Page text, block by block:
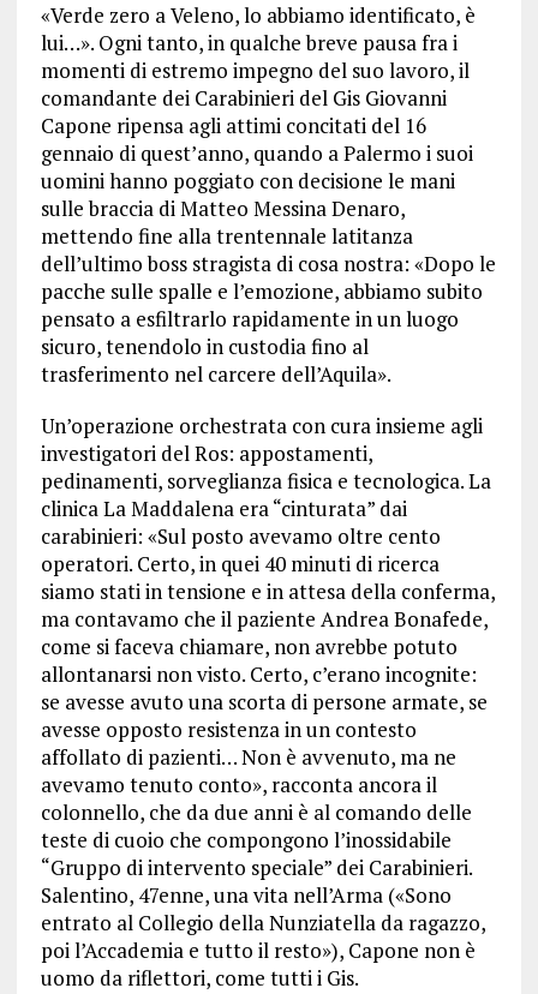
«Verde zero a Veleno, lo abbiamo identificato, è
lui…». Ogni tanto, in qualche breve pausa fra i
momenti di estremo impegno del suo lavoro, il
comandante dei Carabinieri del Gis Giovanni
Capone ripensa agli attimi concitati del 16
gennaio di quest’anno, quando a Palermo i suoi
uomini hanno poggiato con decisione le mani
sulle braccia di Matteo Messina Denaro,
mettendo fine alla trentennale latitanza
dell’ultimo boss stragista di cosa nostra: «Dopo le
pacche sulle spalle e l’emozione, abbiamo subito
pensato a esfiltrarlo rapidamente in un luogo
sicuro, tenendolo in custodia fino al
trasferimento nel carcere dell’Aquila».
Un’operazione orchestrata con cura insieme agli
investigatori del Ros: appostamenti,
pedinamenti, sorveglianza fisica e tecnologica. La
clinica La Maddalena era “cinturata” dai
carabinieri: «Sul posto avevamo oltre cento
operatori. Certo, in quei 40 minuti di ricerca
siamo stati in tensione e in attesa della conferma,
ma contavamo che il paziente Andrea Bonafede,
come si faceva chiamare, non avrebbe potuto
allontanarsi non visto. Certo, c’erano incognite:
se avesse avuto una scorta di persone armate, se
avesse opposto resistenza in un contesto
affollato di pazienti… Non è avvenuto, ma ne
avevamo tenuto conto», racconta ancora il
colonnello, che da due anni è al comando delle
teste di cuoio che compongono l’inossidabile
“Gruppo di intervento speciale” dei Carabinieri.
Salentino, 47enne, una vita nell’Arma («Sono
entrato al Collegio della Nunziatella da ragazzo,
poi l’Accademia e tutto il resto»), Capone non è
uomo da riflettori, come tutti i Gis.